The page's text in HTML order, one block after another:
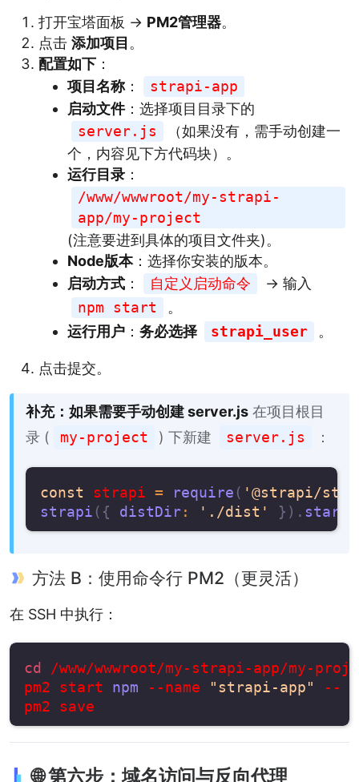
打开宝塔面板 -> PM2管理器。
点击 添加项目 。
配置如下 ：
项目名称：
strapi-app
启动文件：选择项目目录下的
server.js
（如果没有，需手动创建一
个，内容见下方代码块）。
运行目录 ：
/www/wwwroot/my-strapi-
app/my-project
(注意要进到具体的项目文件夹)。
Node版本：选择你安装的版本。
启动方式 ： 自定义启动命令
-> 输入
npm start
。
运行用户 ： 务必选择 strapi_user 。
点击提交。
补充：如果需要手动创建 server.js 在项目根目
录 (
my-project ) 下新建 server.js ：
const strapi = require ( '@strapi/
strapi ( { distDir: './dist' } ) . start
方法 B：使用命令行 PM2（更灵活）
在 SSH 中执行：
cd
/www/wwwroot/my-strapi-app/my-
pm2 start npm --name "strapi-app"
--
🌐 第六步：域名访问与反向代理